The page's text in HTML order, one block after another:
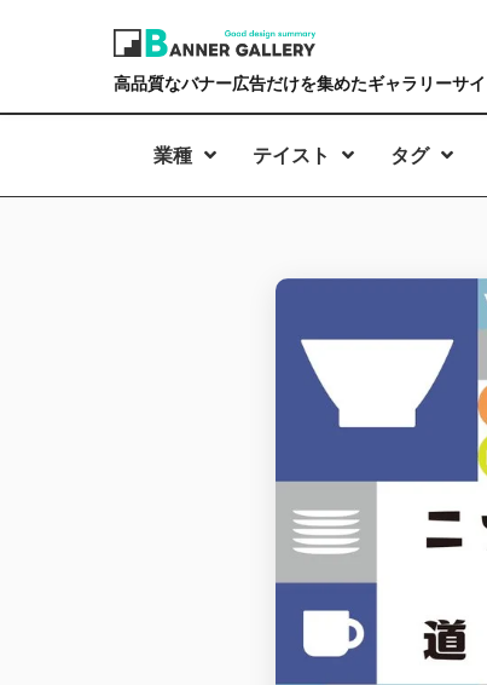
高品質なバナー広告だけを集めたギャラリーサイ
業種 テイスト タグ